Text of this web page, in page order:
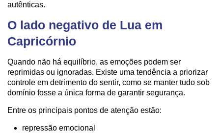
autênticas.
O lado negativo de Lua em
Capricórnio
Quando não há equilíbrio, as emoções podem ser
reprimidas ou ignoradas. Existe uma tendência a priorizar
controle em detrimento do sentir, como se manter tudo sob
domínio fosse a única forma de garantir segurança.
Entre os principais pontos de atenção estão:
repressão emocional